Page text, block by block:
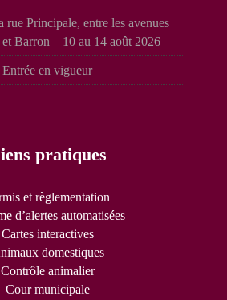
rue Principale, entre les avenues
Barron – 10 au 14 août 2026
Entrée en vigueur
pratiques
et règlementation
d’alertes automatisées
Cartes interactives
domestiques
Contrôle animalier
Cour municipale